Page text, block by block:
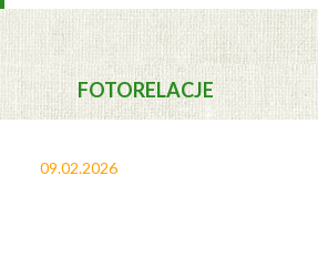
FOTORELACJE
09.02.2026